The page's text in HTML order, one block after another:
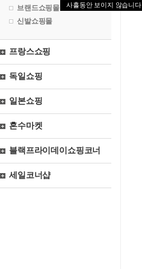
사흘동안 보이지 않습니다
브랜드쇼핑몰
신발쇼핑몰
프랑스쇼핑
독일쇼핑
일본쇼핑
혼수마켓
블랙프라이데이쇼핑코너
세일코너샵